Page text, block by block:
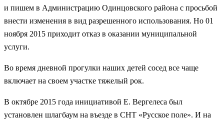
и пишем в Администрацию Одинцовского района с просьбой
внести изменения в вид разрешенного использования. Но 01
ноября 2015 приходит отказ в оказании муниципальной
услуги.
Во время дневной прогулки наших детей сосед все чаще
включает на своем участке тяжелый рок.
В октябре 2015 года инициативой Е. Вергелеса был
установлен шлагбаум на въезде в СНТ «Русское поле». И на